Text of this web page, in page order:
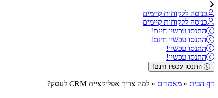
כניסה ללקוחות קיימים
כניסה ללקוחות קיימים
התנסו עכשיו חינם!
התנסו עכשיו חינם!
התנסו עכשיו!
התנסו עכשיו!
התנסו עכשיו חינם!
דף הבית » מאמרים » למה צריך אפליקציית CRM לעסק?